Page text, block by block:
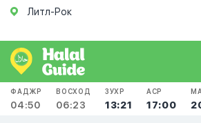
Литл-Рок
ФАДЖР
04:50
ВОСХОД
06:23
ЗУХР
13:21
АСР
17:00